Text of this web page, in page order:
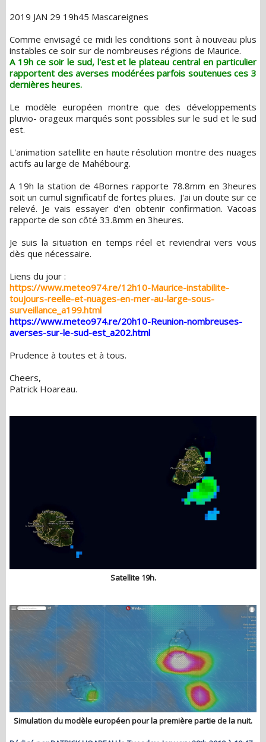
2019 JAN 29 19h45 Mascareignes
Comme envisagé ce midi les conditions sont à nouveau plus
instables ce soir sur de nombreuses régions de Maurice.
A 19h ce soir le sud, l'est et le plateau central en particulier
rapportent des averses modérées parfois soutenues ces 3
dernières heures.
Le modèle européen montre que des développements
pluvio- orageux marqués sont possibles sur le sud et le sud
est.
L'animation satellite en haute résolution montre des nuages
actifs au large de Mahébourg.
A 19h la station de 4Bornes rapporte 78.8mm en 3heures
soit un cumul significatif de fortes pluies. J'ai un doute sur ce
relevé. Je vais essayer d'en obtenir confirmation. Vacoas
rapporte de son côté 33.8mm en 3heures.
Je suis la situation en temps réel et reviendrai vers vous
dès que nécessaire.
Liens du jour :
https://www.meteo974.re/12h10-Maurice-instabilite-
toujours-reelle-et-nuages-en-mer-au-large-sous-
surveillance_a199.html
https://www.meteo974.re/20h10-Reunion-nombreuses-
averses-sur-le-sud-est_a202.html
Prudence à toutes et à tous.
Cheers,
Patrick Hoareau.
Satellite 19h.
Simulation du modèle européen pour la première partie de la nuit.